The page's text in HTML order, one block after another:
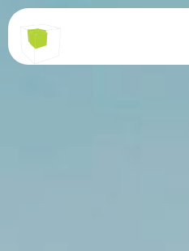
Panneau de gestion des cookies